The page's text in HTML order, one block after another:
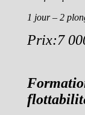
1 jour – 2
Prix:7